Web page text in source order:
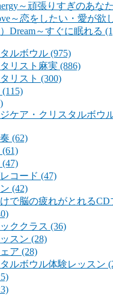
～頑張りすぎのあな
～恋をしたい・愛が欲
Dream～すぐに眠れる
ルボウル (975)
リスト麻実 (886)
リスト (300)
(115)
ケア・クリスタルボウ
(62)
(61)
(47)
コード (47)
(42)
で脳の疲れがとれるCD
ククラス (36)
スン (28)
ア (28)
ルボウル体験レッスン